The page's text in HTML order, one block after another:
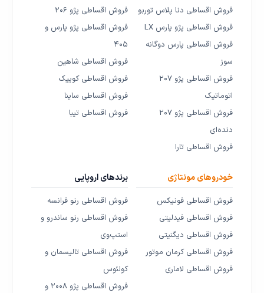
فروش اقساطی دنا پلاس توربو
فروش اقساطی پژو پارس LX
فروش اقساطی پارس دوگانه
سوز
فروش اقساطی پژو ۲۰۷
اتوماتیک
فروش اقساطی پژو ۲۰۷
دنده‌ای
فروش اقساطی تارا
فروش اقساطی پژو ۲۰۶
فروش اقساطی پژو پارس و
۴۰۵
فروش اقساطی شاهین
فروش اقساطی کوییک
فروش اقساطی ساینا
فروش اقساطی تیبا
خودروهای مونتاژی
فروش اقساطی فونیکس
فروش اقساطی فیدلیتی
فروش اقساطی دیگنیتی
فروش اقساطی کرمان موتور
فروش اقساطی لاماری
برندهای اروپایی
فروش اقساطی رنو فرانسه
فروش اقساطی رنو ساندرو و
استپ‌وی
فروش اقساطی تالیسمان و
کولئوس
فروش اقساطی پژو ۲۰۰۸ و